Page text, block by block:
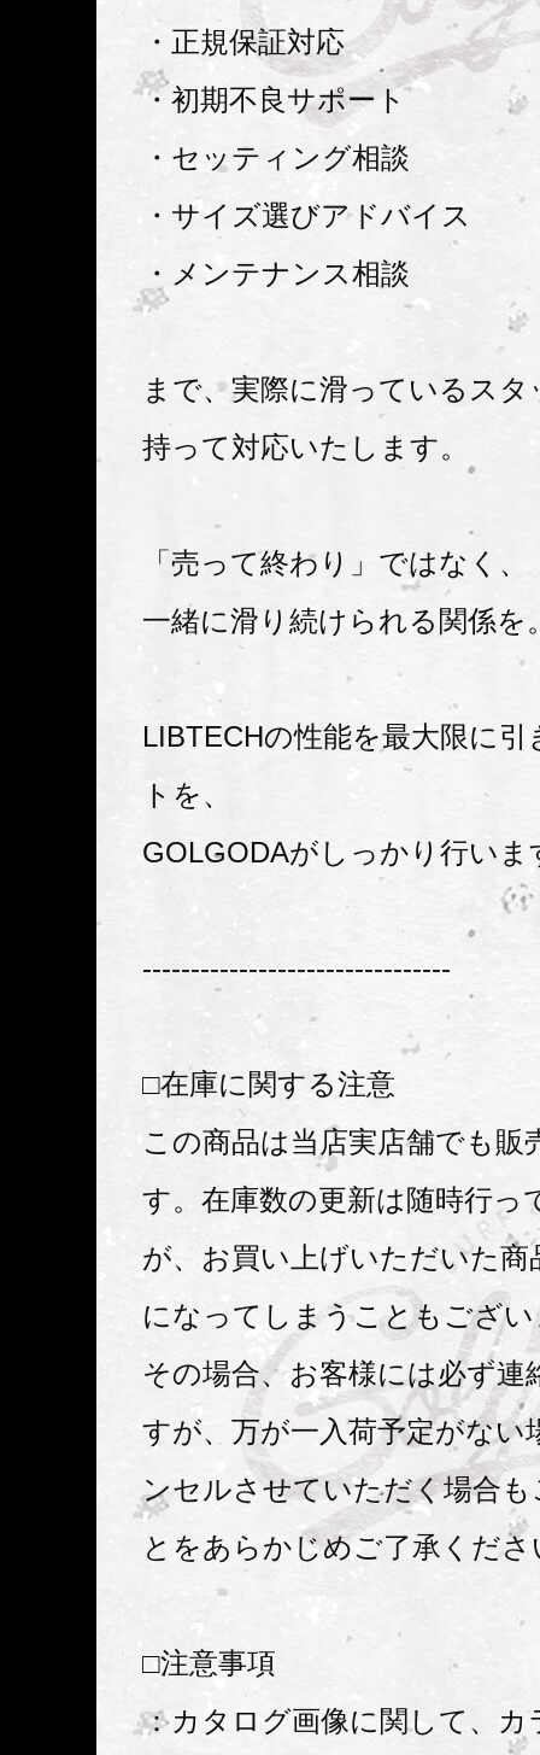
・正規保証対応
・初期不良サポート
・セッティング相談
・サイズ選びアドバイス
・メンテナンス相談
まで、実際に滑っているス
持って対応いたします。
「売って終わり」ではなく、
一緒に滑り続けられる関係を
LIBTECHの性能を最大限に
トを、
GOLGODAがしっかり行いま
--------------------------------
□在庫に関する注意
この商品は当店実店舗でも販
す。在庫数の更新は随時行っ
が、お買い上げいただいた商
になってしまうこともござ
その場合、お客様には必ず連
すが、万が一入荷予定がない
ンセルさせていただく場合
とをあらかじめご了承くださ
□注意事項
：カタログ画像に関して、カ